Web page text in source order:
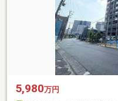
5,980万円